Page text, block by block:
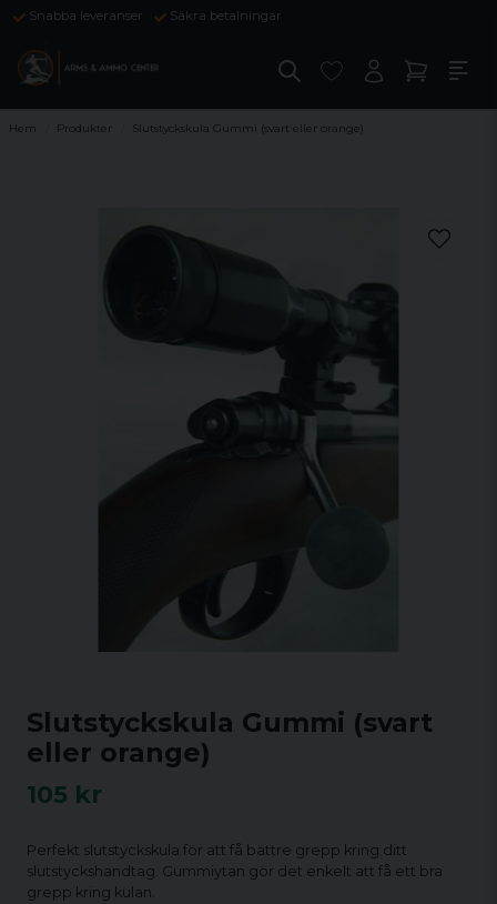
Snabba leveranser Säkra betalningar
Hem Produkter Slutstyckskula Gummi (svart eller orange)
Slutstyckskula Gummi (svart
eller orange)
105 kr
Perfekt slutstyckskula för att få bättre grepp kring ditt
slutstyckshandtag. Gummiytan gör det enkelt att få ett bra
grepp kring kulan.